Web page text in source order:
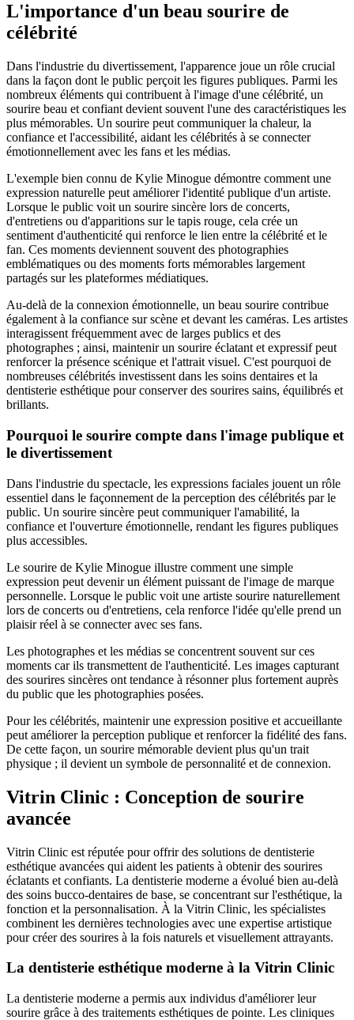
L'importance d'un beau sourire de
célébrité
Dans l'industrie du divertissement, l'apparence joue un rôle crucial
dans la façon dont le public perçoit les figures publiques. Parmi les
nombreux éléments qui contribuent à l'image d'une célébrité, un
sourire beau et confiant devient souvent l'une des caractéristiques les
plus mémorables. Un sourire peut communiquer la chaleur, la
confiance et l'accessibilité, aidant les célébrités à se connecter
émotionnellement avec les fans et les médias.
L'exemple bien connu de Kylie Minogue démontre comment une
expression naturelle peut améliorer l'identité publique d'un artiste.
Lorsque le public voit un sourire sincère lors de concerts,
d'entretiens ou d'apparitions sur le tapis rouge, cela crée un
sentiment d'authenticité qui renforce le lien entre la célébrité et le
fan. Ces moments deviennent souvent des photographies
emblématiques ou des moments forts mémorables largement
partagés sur les plateformes médiatiques.
Au-delà de la connexion émotionnelle, un beau sourire contribue
également à la confiance sur scène et devant les caméras. Les artistes
interagissent fréquemment avec de larges publics et des
photographes ; ainsi, maintenir un sourire éclatant et expressif peut
renforcer la présence scénique et l'attrait visuel. C'est pourquoi de
nombreuses célébrités investissent dans les soins dentaires et la
dentisterie esthétique pour conserver des sourires sains, équilibrés et
brillants.
Pourquoi le sourire compte dans l'image publique et
le divertissement
Dans l'industrie du spectacle, les expressions faciales jouent un rôle
essentiel dans le façonnement de la perception des célébrités par le
public. Un sourire sincère peut communiquer l'amabilité, la
confiance et l'ouverture émotionnelle, rendant les figures publiques
plus accessibles.
Le sourire de Kylie Minogue illustre comment une simple
expression peut devenir un élément puissant de l'image de marque
personnelle. Lorsque le public voit une artiste sourire naturellement
lors de concerts ou d'entretiens, cela renforce l'idée qu'elle prend un
plaisir réel à se connecter avec ses fans.
Les photographes et les médias se concentrent souvent sur ces
moments car ils transmettent de l'authenticité. Les images capturant
des sourires sincères ont tendance à résonner plus fortement auprès
du public que les photographies posées.
Pour les célébrités, maintenir une expression positive et accueillante
peut améliorer la perception publique et renforcer la fidélité des fans.
De cette façon, un sourire mémorable devient plus qu'un trait
physique ; il devient un symbole de personnalité et de connexion.
Vitrin Clinic : Conception de sourire
avancée
Vitrin Clinic est réputée pour offrir des solutions de dentisterie
esthétique avancées qui aident les patients à obtenir des sourires
éclatants et confiants. La dentisterie moderne a évolué bien au-delà
des soins bucco-dentaires de base, se concentrant sur l'esthétique, la
fonction et la personnalisation. À la Vitrin Clinic, les spécialistes
combinent les dernières technologies avec une expertise artistique
pour créer des sourires à la fois naturels et visuellement attrayants.
La dentisterie esthétique moderne à la Vitrin Clinic
La dentisterie moderne a permis aux individus d'améliorer leur
sourire grâce à des traitements esthétiques de pointe. Les cliniques